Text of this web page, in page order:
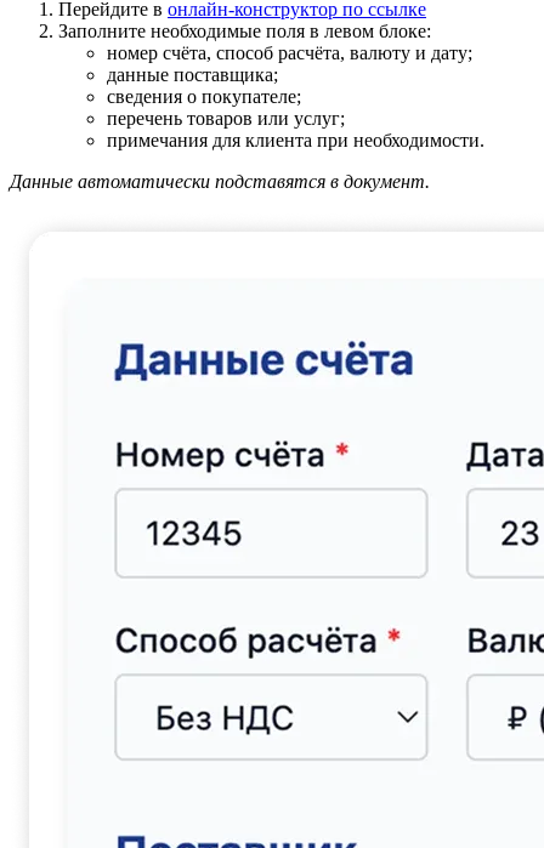
Перейдите в онлайн-конструктор по ссылке
Заполните необходимые поля в левом блоке:
номер счёта, способ расчёта, валюту и дату;
данные поставщика;
сведения о покупателе;
перечень товаров или услуг;
примечания для клиента при необходимости.
Данные автоматически подставятся в документ.